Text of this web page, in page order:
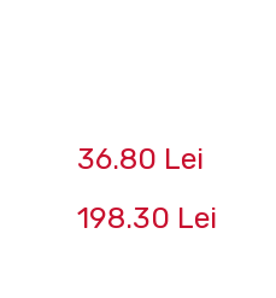
36.80 Lei
198.30 Lei